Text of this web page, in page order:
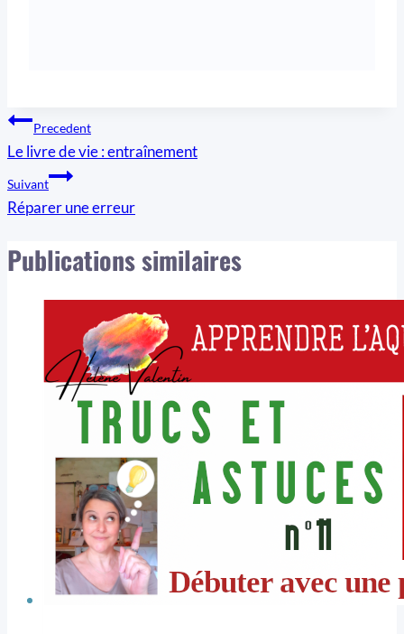
Navigation
de
l’article
Precedent
Le livre de vie : entraînement
Suivant
Réparer une erreur
Publications similaires